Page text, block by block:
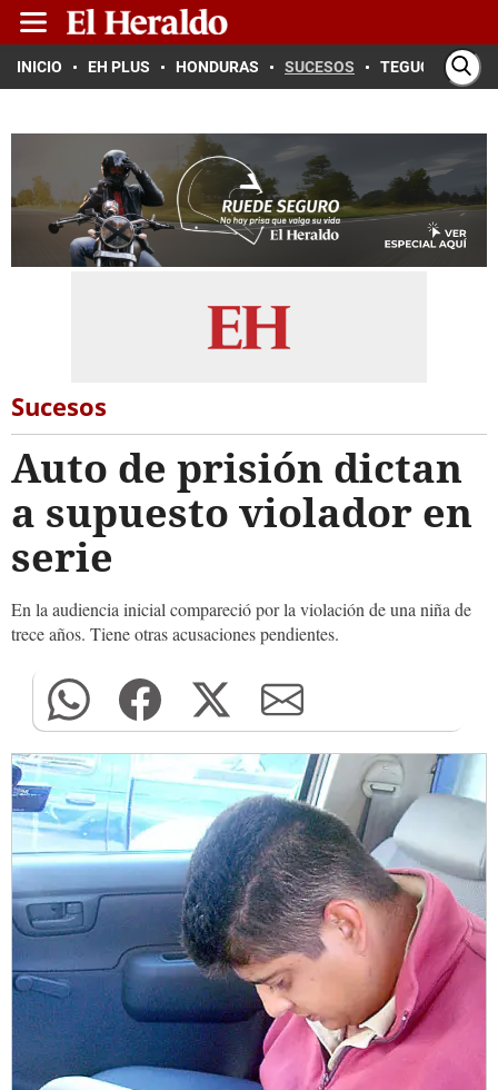
INICIO EH PLUS HONDURAS SUCESOS TEGUCIGALPA
Sucesos
Auto de prisión dictan
a supuesto violador en
serie
En la audiencia inicial compareció por la violación de una niña de
trece años. Tiene otras acusaciones pendientes.